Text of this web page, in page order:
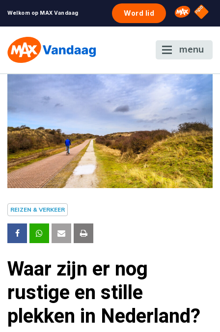
Welkom op MAX Vandaag Word lid Omroep
NPO
menu
REIZEN & VERKEER
Waar zijn er nog
rustige en stille
plekken in Nederland?